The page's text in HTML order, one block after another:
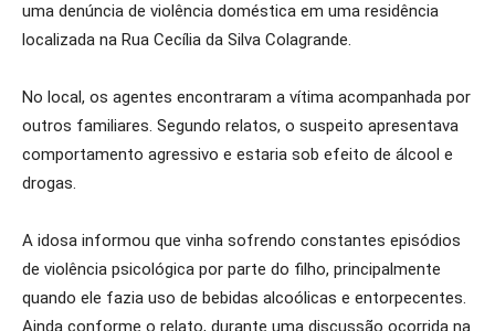
uma denúncia de violência doméstica em uma residência
localizada na Rua Cecília da Silva Colagrande.
No local, os agentes encontraram a vítima acompanhada por
outros familiares. Segundo relatos, o suspeito apresentava
comportamento agressivo e estaria sob efeito de álcool e
drogas.
A idosa informou que vinha sofrendo constantes episódios
de violência psicológica por parte do filho, principalmente
quando ele fazia uso de bebidas alcoólicas e entorpecentes.
Ainda conforme o relato, durante uma discussão ocorrida na